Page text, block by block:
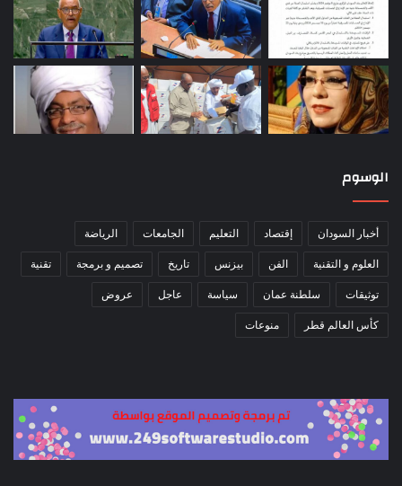
الوسوم
أخبار السودان إقتصاد التعليم الجامعات الرياضة
العلوم و التقنية الفن بيزنس تاريخ تصميم و برمجة تقنية
توثيقات سلطنة عمان سياسة عاجل عروض
كأس العالم قطر منوعات